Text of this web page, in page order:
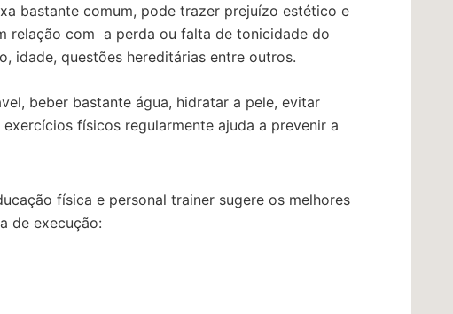
bastante comum, pode trazer prejuízo estético e
relação com a perda ou falta de tonicidade do
idade, questões hereditárias entre outros.
beber bastante água, hidratar a pele, evitar
físicos regularmente ajuda a prevenir a
física e personal trainer sugere os melhores
de execução: